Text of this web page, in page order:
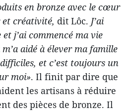
en bronze avec le cœur
et créativité, dit Lôc. J’ai
j’ai commencé ma vie
aidé à élever ma famille
et c’est toujours un
moi». Il finit par dire que
les artisans à réduire
des pièces de bronze. Il